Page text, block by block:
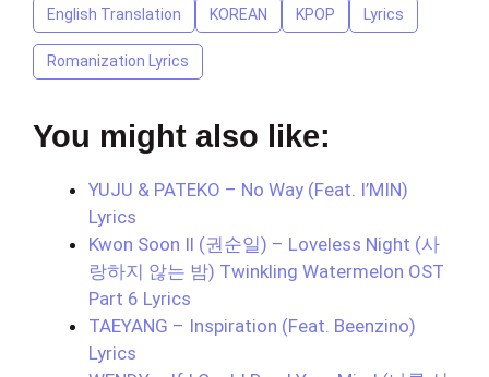
English Translation KOREAN KPOP Lyrics
Romanization Lyrics
You might also like:
YUJU & PATEKO – No Way (Feat. I’MIN)
Lyrics
Kwon Soon Il (권순일) – Loveless Night (사
랑하지 않는 밤) Twinkling Watermelon OST
Part 6 Lyrics
TAEYANG – Inspiration (Feat. Beenzino)
Lyrics